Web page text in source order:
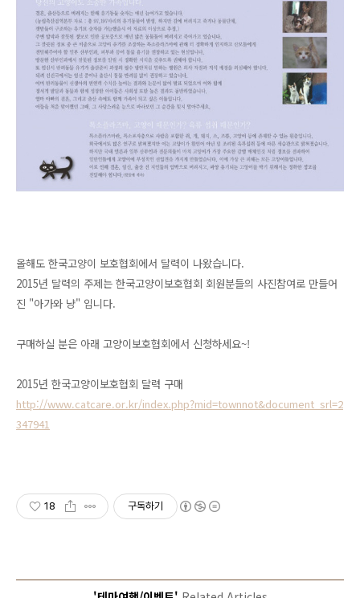
올해도 한국고양이 보호협회에서 달력이 나왔습니다.
2015년 달력의 주제는 한국고양이보호협회 회원분들의 사진참여로 만들어
진 "아가와 냥" 입니다.
구매하실 분은 아래 고양이보호협회에서 신청하세요~!
2015년 한국고양이보호협회 달력 구매
http://www.catcare.or.kr/index.php?mid=townnot&document_srl=2
347941
18 구독하기